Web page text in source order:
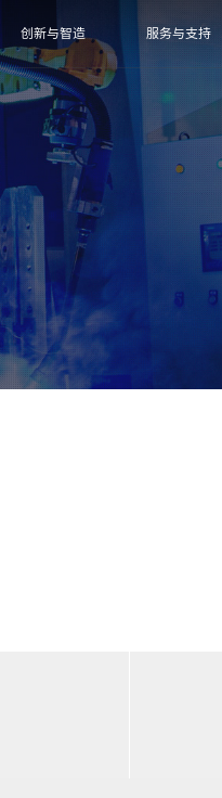
创新与智造 服务与支持